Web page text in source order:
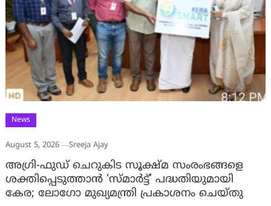
News
August 5, 2026 Sreeja Ajay
അഗ്രി-ഫുഡ് ചെറുകിട സൂക്ഷ്മ സംരംഭങ്ങളെ
ശക്തിപ്പെടുത്താന്‍ ‘സ്മാര്‍ട്ട്’ പദ്ധതിയുമായി
കേര; ലോഗോ മുഖ്യമന്ത്രി പ്രകാശനം ചെയ്തു